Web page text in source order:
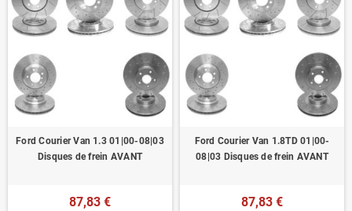
Installation en lieu et place.
Homologué pour le contrôle technique
Ford Courier Van 1.3 01|00-08|03
Disques de frein AVANT
87,83 €
Ford Courier Van 1.8TD 01|00-
08|03 Disques de frein AVANT
87,83 €